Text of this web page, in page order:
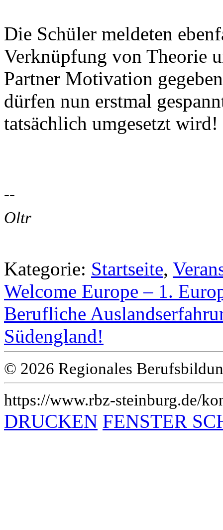
Die Schüler meldeten
Verknüpfung von Theorie
Partner Motivation
dürfen nun erstmal
tatsächlich umgesetzt wird!
--
Oltr
Kategorie: Startseite,
Welcome Europe – 1.
Berufliche
Südengland!
© 2026 Regionales
https://www.rbz-steinburg.de/
DRUCKEN FENSTER